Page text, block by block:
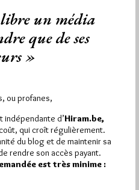
à Moïse et aux Tables…
2 commentaires
a reçu
été lues (Source :
Plus d’informations
un média
que de ses
»
ou profanes,
indépendante d’Hiram.be,
qui croît régulièrement.
du blog et de maintenir sa
rendre son accès payant.
est très minime :